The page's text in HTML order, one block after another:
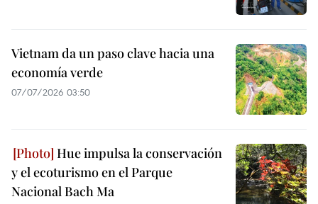
Vietnam da un paso clave hacia una
economía verde
07/07/2026 03:50
Hue impulsa la conservación
y el ecoturismo en el Parque
Nacional Bach Ma